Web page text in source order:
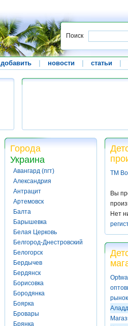
Поиск
добавить новости статьи
Города
Украина
Авангард (пгт)
Александрия
Антрацит
Артемовск
Балта
Барышевка
Белая Церковь
Белгород-Днестровский
Белогорск
Бердычев
Бердянск
Борисовка
Бородянка
Боярка
Бровары
Брянка
ТМ
Вы
Нет